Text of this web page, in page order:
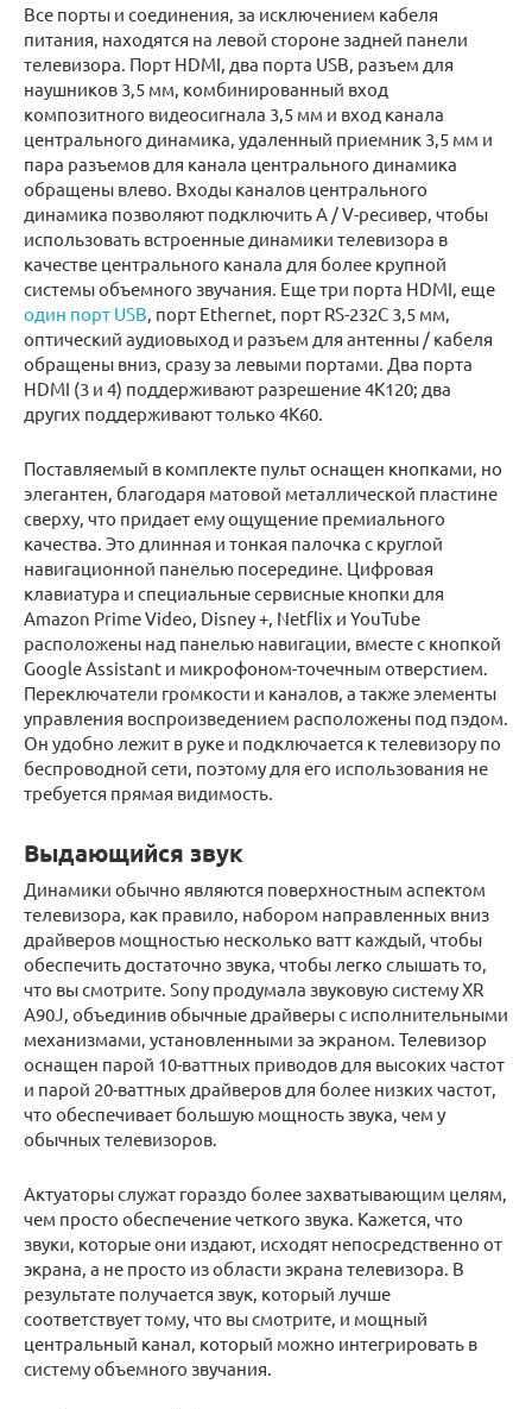
Все порты и соединения, за исключением кабеля
питания, находятся на левой стороне задней панели
телевизора. Порт HDMI, два порта USB, разъем для
наушников 3,5 мм, комбинированный вход
композитного видеосигнала 3,5 мм и вход канала
центрального динамика, удаленный приемник 3,5 мм и
пара разъемов для канала центрального динамика
обращены влево. Входы каналов центрального
динамика позволяют подключить A / V-ресивер, чтобы
использовать встроенные динамики телевизора в
качестве центрального канала для более крупной
системы объемного звучания. Еще три порта HDMI, еще
один порт USB, порт Ethernet, порт RS-232C 3,5 мм,
оптический аудиовыход и разъем для антенны / кабеля
обращены вниз, сразу за левыми портами. Два порта
HDMI (3 и 4) поддерживают разрешение 4K120; два
других поддерживают только 4K60.
Поставляемый в комплекте пульт оснащен кнопками, но
элегантен, благодаря матовой металлической пластине
сверху, что придает ему ощущение премиального
качества. Это длинная и тонкая палочка с круглой
навигационной панелью посередине. Цифровая
клавиатура и специальные сервисные кнопки для
Amazon Prime Video, Disney +, Netflix и YouTube
расположены над панелью навигации, вместе с кнопкой
Google Assistant и микрофоном-точечным отверстием.
Переключатели громкости и каналов, а также элементы
управления воспроизведением расположены под пэдом.
Он удобно лежит в руке и подключается к телевизору по
беспроводной сети, поэтому для его использования не
требуется прямая видимость.
Выдающийся звук
Динамики обычно являются поверхностным аспектом
телевизора, как правило, набором направленных вниз
драйверов мощностью несколько ватт каждый, чтобы
обеспечить достаточно звука, чтобы легко слышать то,
что вы смотрите. Sony продумала звуковую систему XR
A90J, объединив обычные драйверы с исполнительными
механизмами, установленными за экраном. Телевизор
оснащен парой 10-ваттных приводов для высоких частот
и парой 20-ваттных драйверов для более низких частот,
что обеспечивает большую мощность звука, чем у
обычных телевизоров.
Актуаторы служат гораздо более захватывающим целям,
чем просто обеспечение четкого звука. Кажется, что
звуки, которые они издают, исходят непосредственно от
экрана, а не просто из области экрана телевизора. В
результате получается звук, который лучше
соответствует тому, что вы смотрите, и мощный
центральный канал, который можно интегрировать в
систему объемного звучания.